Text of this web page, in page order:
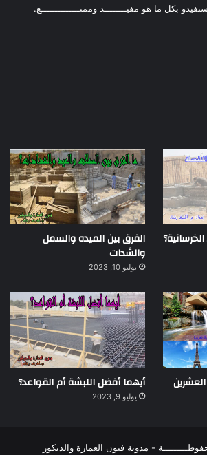
بكل ما هو مفيــــــــد وممتــــــــــــــع.
الفرق بين الميده والسمل
والشدات
يوليو 10, 2023
أيهما أفضل اللبشة أم القواعد؟
يوليو 9, 2023
- مدونة فنون العمارة والديكور